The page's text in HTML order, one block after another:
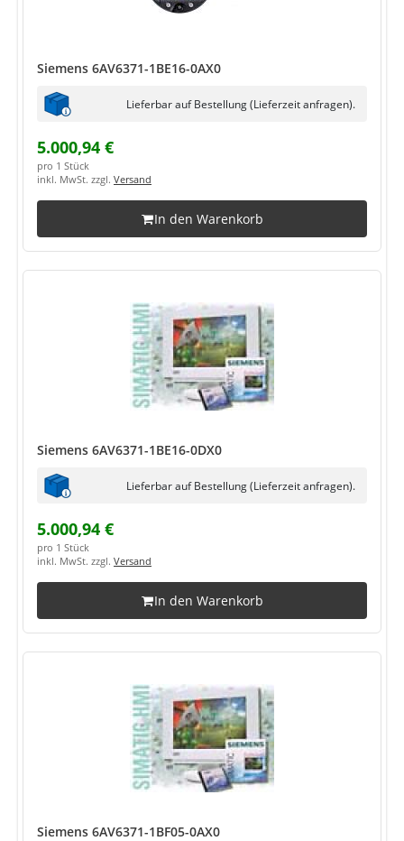
Siemens 6AV6371-1BE16-0AX0
Lieferbar auf Bestellung (Lieferzeit anfragen).
5.000,94 €
pro 1 Stück
inkl. MwSt. zzgl. Versand
In den Warenkorb
Siemens 6AV6371-1BE16-0DX0
Lieferbar auf Bestellung (Lieferzeit anfragen).
5.000,94 €
pro 1 Stück
inkl. MwSt. zzgl. Versand
In den Warenkorb
Siemens 6AV6371-1BF05-0AX0